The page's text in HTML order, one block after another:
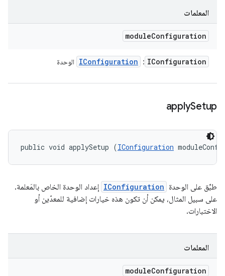
المعلمات
moduleConfiguration
IConfiguration
:
IConfiguration الوحدة
applySetup
public void applySetup (IConfiguration
طبِّق على الوحدة IConfiguration إعداد الوحدة الخاص بالمَعلمة.
على سبيل المثال، يمكن أن تكون هذه خيارات إضافية للمعدّين أو
الاختبارات.
المعلمات
moduleConfiguration